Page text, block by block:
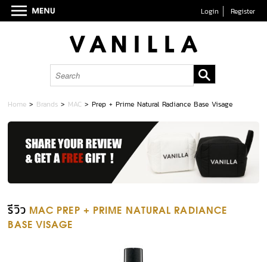
Login Register
Home > Brands > MAC >Prep + Prime Natural Radiance Base Visage
รีวิว MAC PREP + PRIME NATURAL RADIANCE
BASE VISAGE